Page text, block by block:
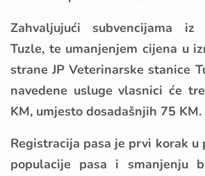
Zahvaljujući subvencijama iz
Tuzle, te umanjenjem cijena u
strane JP Veterinarske stanice
navedene usluge vlasnici će
KM, umjesto dosadašnjih 75 KM.
Registracija pasa je prvi korak u
populacije pasa i smanjenju